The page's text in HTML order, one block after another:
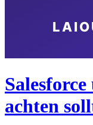
achten